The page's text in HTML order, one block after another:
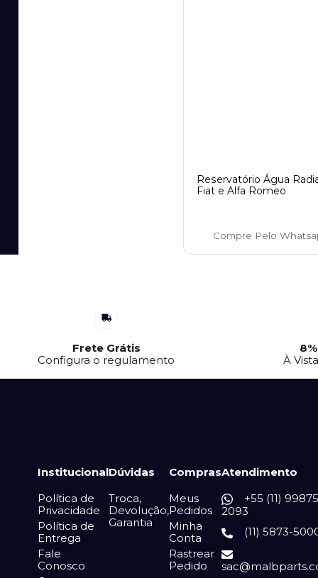
Reservatório Água
Fiat e Alfa Romeo
Compre Pelo
Frete Grátis
Configura o regulamento
À
Institucional
Política de
Privacidade
Política de
Entrega
Fale
Conosco
Dúvidas
Troca,
Devolução,
Garantia
Compras
Meus
Pedidos
Minha
Conta
Rastrear
Pedido
Atendimento
+55 (11)
2093
(11) 5873-